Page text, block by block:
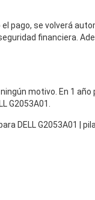
pago, se volverá
financiera.
motivo. En 1
G2053A01.
DELL G2053A01 |